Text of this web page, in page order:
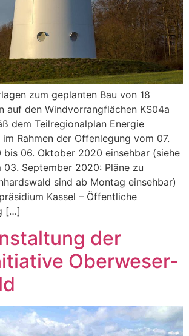
zum geplanten Bau von 18
auf den Windvorrangflächen KS04a
dem Teilregionalplan Energie
Rahmen der Offenlegung vom 07.
bis 06. Oktober 2020 einsehbar (siehe
September 2020: Pläne zu
sind ab Montag einsehbar)
Kassel – Öffentliche
[…]
der
Oberweser-